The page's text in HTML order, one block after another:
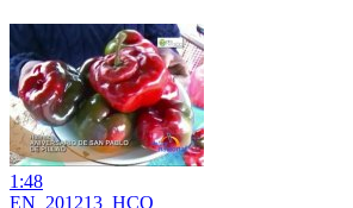
1:48
EN_201213_HCO